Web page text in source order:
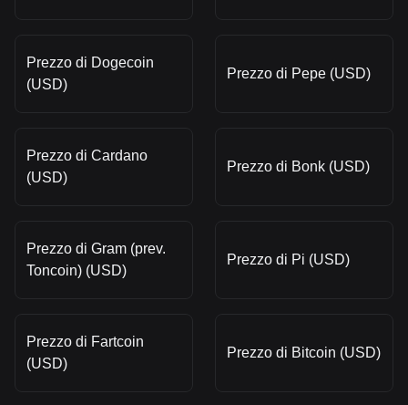
Prezzo di Dogecoin
(USD)
Prezzo di Pepe (USD)
Prezzo di Cardano
(USD)
Prezzo di Bonk (USD)
Prezzo di Gram (prev.
Toncoin) (USD)
Prezzo di Pi (USD)
Prezzo di Fartcoin
(USD)
Prezzo di Bitcoin (USD)